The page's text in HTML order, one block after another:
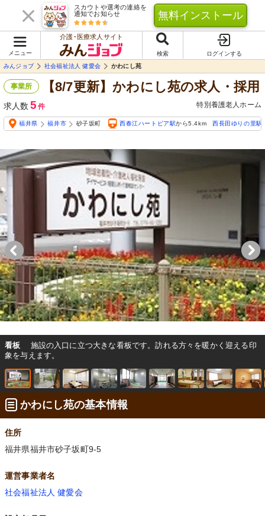
スカウトや選考の連絡を
通知でお知らせ
無料インストール
メニュー
介護･医療求人サイト
検索
ログインする
みんジョブ
社会福祉法人 健愛会 かわにし苑
事業所 【8/7更新】かわにし苑の求人・採用
求人数 5 件 特別養護老人ホーム
福井県 福井市 砂子坂町 西春江ハートピア駅から5.4km 西長田ゆりの里駅
看板
施設の入口に立つ大きな看板です。訪れる方々を暖かく迎える印
象を与えます。
かわにし苑の基本情報
住所
福井県福井市砂子坂町9-5
運営事業者名
社会福祉法人 健愛会